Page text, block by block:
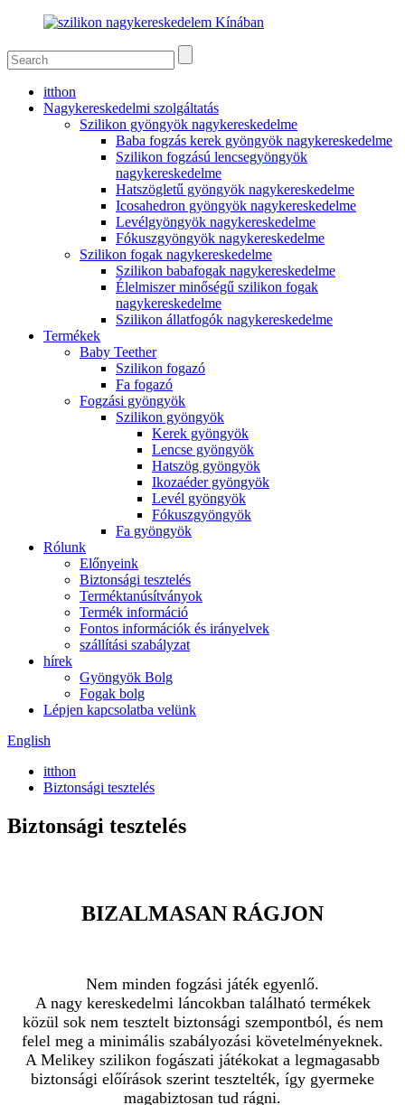
itthon
Nagykereskedelmi szolgáltatás
Szilikon gyöngyök nagykereskedelme
Baba fogzás kerek gyöngyök nagykereskedelme
Szilikon fogzású lencsegyöngyök
nagykereskedelme
Hatszögletű gyöngyök nagykereskedelme
Icosahedron gyöngyök nagykereskedelme
Levélgyöngyök nagykereskedelme
Fókuszgyöngyök nagykereskedelme
Szilikon fogak nagykereskedelme
Szilikon babafogak nagykereskedelme
Élelmiszer minőségű szilikon fogak
nagykereskedelme
Szilikon állatfogók nagykereskedelme
Termékek
Baby Teether
Szilikon fogazó
Fa fogazó
Fogzási gyöngyök
Szilikon gyöngyök
Kerek gyöngyök
Lencse gyöngyök
Hatszög gyöngyök
Ikozaéder gyöngyök
Levél gyöngyök
Fókuszgyöngyök
Fa gyöngyök
Rólunk
Előnyeink
Biztonsági tesztelés
Terméktanúsítványok
Termék információ
Fontos információk és irányelvek
szállítási szabályzat
hírek
Gyöngyök Bolg
Fogak bolg
Lépjen kapcsolatba velünk
English
itthon
Biztonsági tesztelés
Biztonsági tesztelés
BIZALMASAN RÁGJON
Nem minden fogzási játék egyenlő.
A nagy kereskedelmi láncokban található termékek
közül sok nem tesztelt biztonsági szempontból, és nem
felel meg a minimális szabályozási követelményeknek.
A Melikey szilikon fogászati ​​játékokat a legmagasabb
biztonsági előírások szerint tesztelték, így gyermeke
magabiztosan tud rágni.